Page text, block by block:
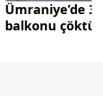
Ümraniye’de 3
balkonu çöktü